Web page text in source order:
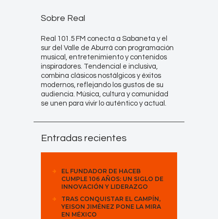
Sobre Real
Real 101.5 FM conecta a Sabaneta y el
sur del Valle de Aburrá con programación
musical, entretenimiento y contenidos
inspiradores. Tendencial e inclusiva,
combina clásicos nostálgicos y éxitos
modernos, reflejando los gustos de su
audiencia. Música, cultura y comunidad
se unen para vivir lo auténtico y actual.
Entradas recientes
EL FUNDADOR DE HACEB
CUMPLE 106 AÑOS: UN SIGLO DE
INNOVACIÓN Y LIDERAZGO
TRAS CONQUISTAR EL CAMPÍN,
YEISON JIMÉNEZ PONE LA MIRA
EN MÉXICO